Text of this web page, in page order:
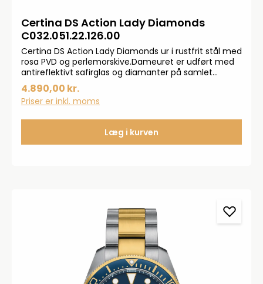
Certina DS Action Lady Diamonds
C032.051.22.126.00
Certina DS Action Lady Diamonds ur i rustfrit stål med
rosa PVD og perlemorskive.Dameuret er udført med
antireflektivt safirglas og diamanter på samlet
0,0076 ct.Ø: 33,8 mmKvarts urværk betyder at uret
er elektronisk og styres af batteri
4.890,00 kr.
Priser er inkl. moms
Læg i kurven